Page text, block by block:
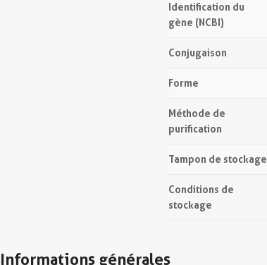
Identification du
gène (NCBI)
Conjugaison
Forme
Méthode de
purification
Tampon de stockage
Conditions de
stockage
Informations générales